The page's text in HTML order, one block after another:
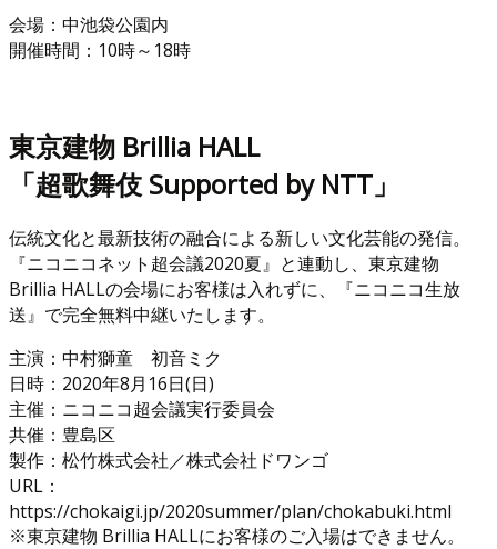
会場：中池袋公園内
開催時間：10時～18時
東京建物 Brillia HALL
「超歌舞伎 Supported by NTT」
伝統文化と最新技術の融合による新しい文化芸能の発信。
『ニコニコネット超会議2020夏』と連動し、東京建物
Brillia HALLの会場にお客様は入れずに、『ニコニコ生放
送』で完全無料中継いたします。
主演：中村獅童 初音ミク
日時：2020年8月16日(日)
主催：ニコニコ超会議実行委員会
共催：豊島区
製作：松竹株式会社／株式会社ドワンゴ
URL：
https://chokaigi.jp/2020summer/plan/chokabuki.html
※東京建物 Brillia HALLにお客様のご入場はできません。